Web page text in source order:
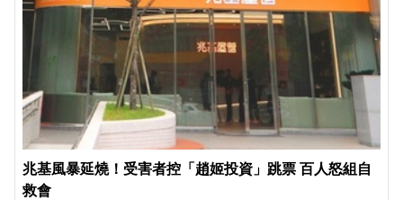
兆基風暴延燒！受害者控「趙姬投資」跳票 百人怒組自
救會